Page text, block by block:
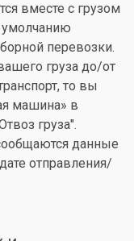
вместе с грузом
умолчанию
перевозки.
груза до/от
то вы
машина» в
груза".
данные
отправления/